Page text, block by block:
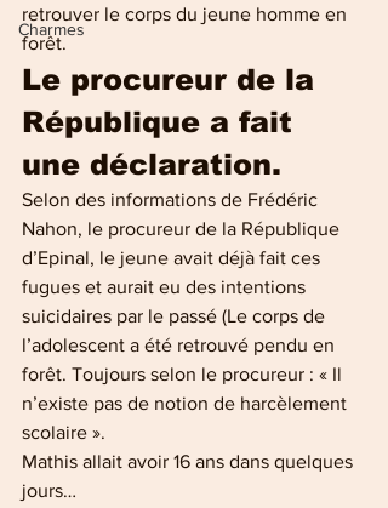
Charmes
retrouver le corps du jeune homme en
forêt.
Le procureur de la
République a fait
une déclaration.
Selon des informations de Frédéric
Nahon, le procureur de la République
d’Epinal, le jeune avait déjà fait ces
fugues et aurait eu des intentions
suicidaires par le passé (Le corps de
l’adolescent a été retrouvé pendu en
forêt. Toujours selon le procureur : « Il
n’existe pas de notion de harcèlement
scolaire ».
Mathis allait avoir 16 ans dans quelques
jours…